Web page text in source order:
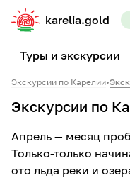
karelia.gold
Туры и экскурсии
Экскурсии по Карелии•
Экскурсии по
Апрель — месяц
Только-только
ото льда реки и